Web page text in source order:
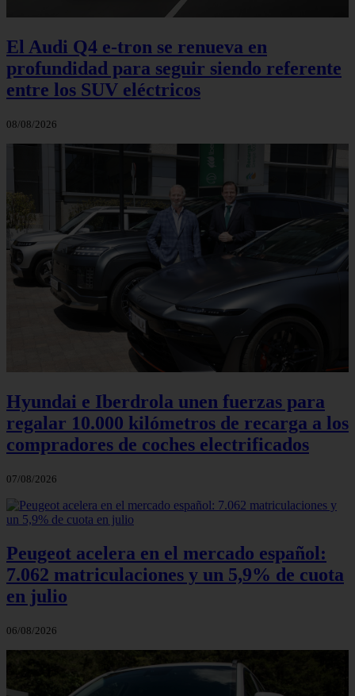
El Audi Q4 e-tron se renueva en
profundidad para seguir siendo referente
entre los SUV eléctricos
08/08/2026
Hyundai e Iberdrola unen fuerzas para
regalar 10.000 kilómetros de recarga a los
compradores de coches electrificados
07/08/2026
Peugeot acelera en el mercado español:
7.062 matriculaciones y un 5,9% de cuota
en julio
06/08/2026